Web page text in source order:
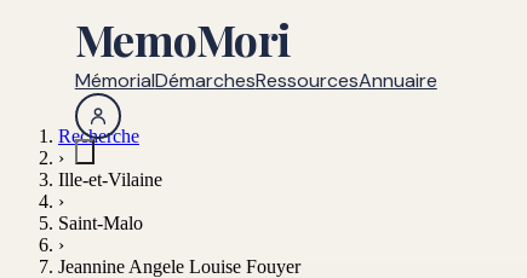
MemoMori
MémorialDémarchesRessourcesAnnuaire
Recherche
›
Ille-et-Vilaine
›
Saint-Malo
›
Jeannine Angele Louise Fouyer